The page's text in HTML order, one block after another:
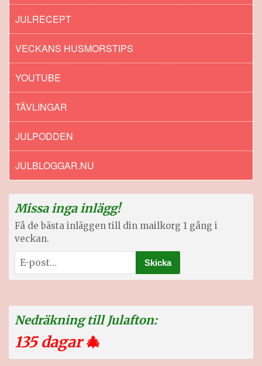
JULRECEPT
VECKANS HUSMORSTIPS
YOUTUBE
TÄVLINGAR
JULPODDEN
JULBLOGGAR.NU
Missa inga inlägg!
Få de bästa inläggen till din mailkorg 1 gång i
veckan.
Nedräkning till Julafton:
135 dagar🎄